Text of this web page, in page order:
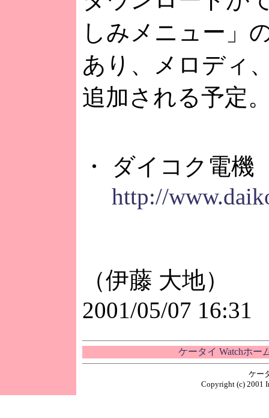
しみメニュー」
あり、メロディ
追加される予定
・ ダイコク電機
http://
（伊藤 大地）
2001/05/07 16:31
ケータイ Watchホー
ケー
Copyright (c) 2001